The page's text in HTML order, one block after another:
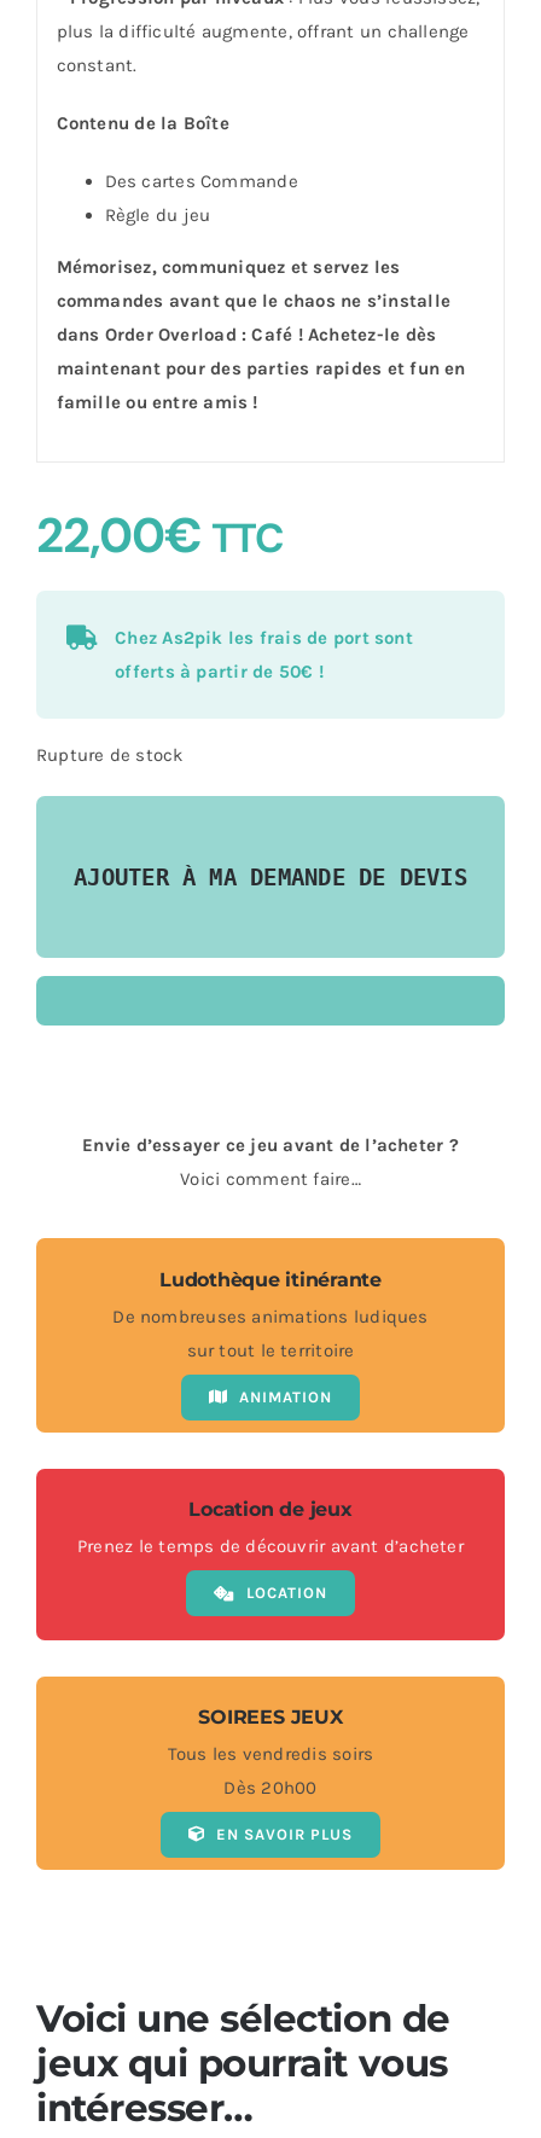
plus la difficulté augmente, offrant un challenge
constant.
Contenu de la Boîte
Des cartes Commande
Règle du jeu
Mémorisez, communiquez et servez les
commandes avant que le chaos ne s’installe
dans Order Overload : Café ! Achetez-le dès
maintenant pour des parties rapides et fun en
famille ou entre amis !
22,00€ TTC
Chez As2pik les frais de port sont
offerts à partir de 50€ !
Rupture de stock
AJOUTER À MA DEMANDE DE DEVIS
Envie d’essayer ce jeu avant de l’acheter ?
Voici comment faire…
Ludothèque itinérante
De nombreuses animations ludiques
sur tout le territoire
ANIMATION
Location de jeux
Prenez le temps de découvrir avant d’acheter
LOCATION
SOIREES JEUX
Tous les vendredis soirs
Dès 20h00
EN SAVOIR PLUS
Voici une sélection de
jeux qui pourrait vous
intéresser…